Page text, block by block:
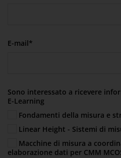
E-mail*
Sono interessato a ricevere
E-Learning
Fondamenti della misura e
Linear Height - Sistemi di
Macchine di misura a
elaborazione dati per CMM